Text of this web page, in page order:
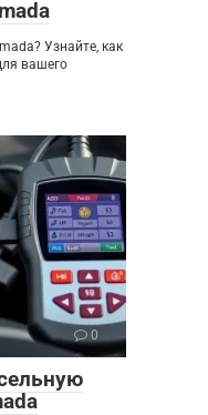
Узнайте, как
вашего
0